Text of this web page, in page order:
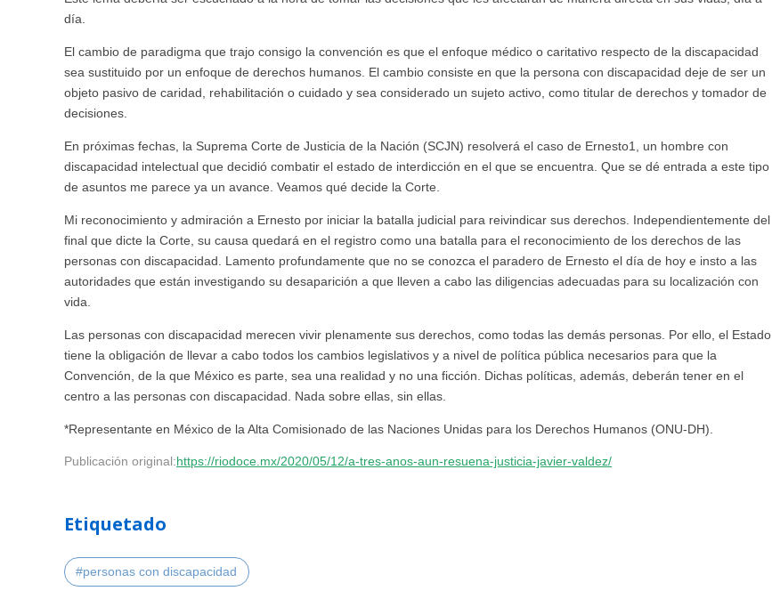
día.
El cambio de paradigma que trajo consigo la convención es que el enfoque médico o caritativo respecto de la discapacidad
sea sustituido por un enfoque de derechos humanos. El cambio consiste en que la persona con discapacidad deje de ser un
objeto pasivo de caridad, rehabilitación o cuidado y sea considerado un sujeto activo, como titular de derechos y tomador de
decisiones.
En próximas fechas, la Suprema Corte de Justicia de la Nación (SCJN) resolverá el caso de Ernesto1, un hombre con
discapacidad intelectual que decidió combatir el estado de interdicción en el que se encuentra. Que se dé entrada a este tipo
de asuntos me parece ya un avance. Veamos qué decide la Corte.
Mi reconocimiento y admiración a Ernesto por iniciar la batalla judicial para reivindicar sus derechos. Independientemente del
final que dicte la Corte, su causa quedará en el registro como una batalla para el reconocimiento de los derechos de las
personas con discapacidad. Lamento profundamente que no se conozca el paradero de Ernesto el día de hoy e insto a las
autoridades que están investigando su desaparición a que lleven a cabo las diligencias adecuadas para su localización con
vida.
Las personas con discapacidad merecen vivir plenamente sus derechos, como todas las demás personas. Por ello, el Estado
tiene la obligación de llevar a cabo todos los cambios legislativos y a nivel de política pública necesarios para que la
Convención, de la que México es parte, sea una realidad y no una ficción. Dichas políticas, además, deberán tener en el
centro a las personas con discapacidad. Nada sobre ellas, sin ellas.
*Representante en México de la Alta Comisionado de las Naciones Unidas para los Derechos Humanos (ONU-DH).
Publicación original:https://riodoce.mx/2020/05/12/a-tres-anos-aun-resuena-justicia-javier-valdez/
Etiquetado
#personas con discapacidad